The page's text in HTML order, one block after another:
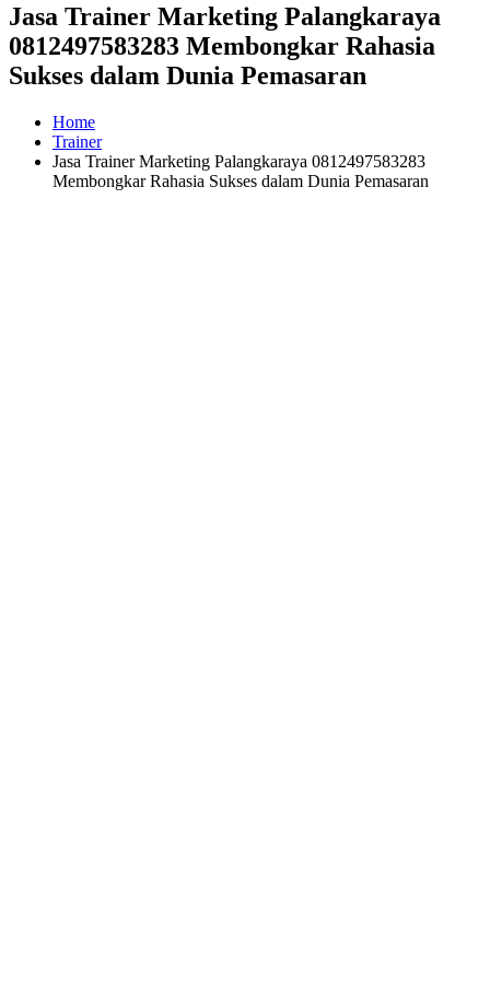
Jasa Trainer Marketing Palangkaraya
0812497583283 Membongkar Rahasia
Sukses dalam Dunia Pemasaran
Home
Trainer
Jasa Trainer Marketing Palangkaraya 0812497583283
Membongkar Rahasia Sukses dalam Dunia Pemasaran